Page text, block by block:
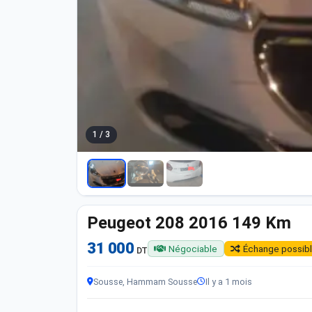
1 / 3
Peugeot 208 2016 149 Km
31 000 DT Négociable Échange
Sousse, Hammam Sousse Il y a 1 mois